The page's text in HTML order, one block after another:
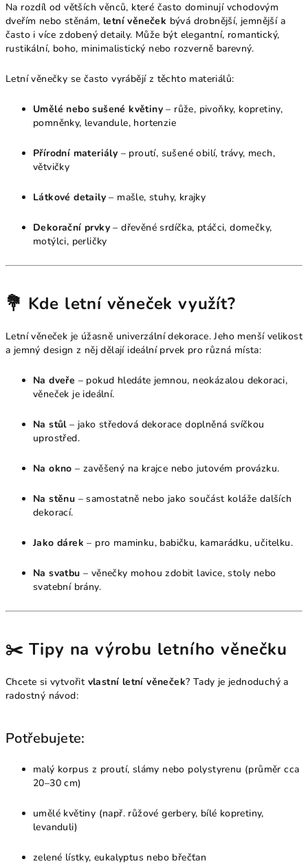
Na rozdíl od větších věnců, které často dominují vchodovým
dveřím nebo stěnám, letní věneček bývá drobnější, jemnější a
často i více zdobený detaily. Může být elegantní, romantický,
rustikální, boho, minimalistický nebo rozverně barevný.
Letní věnečky se často vyrábějí z těchto materiálů:
Umělé nebo sušené květiny – růže, pivoňky, kopretiny,
pomněnky, levandule, hortenzie
Přírodní materiály – proutí, sušené obilí, trávy, mech,
větvičky
Látkové detaily – mašle, stuhy, krajky
Dekorační prvky – dřevěné srdíčka, ptáčci, domečky,
motýlci, perličky
💐 Kde letní věneček využít?
Letní věneček je úžasně univerzální dekorace. Jeho menší velikost
a jemný design z něj dělají ideální prvek pro různá místa:
Na dveře – pokud hledáte jemnou, neokázalou dekoraci,
věneček je ideální.
Na stůl– jako středová dekorace doplněná svíčkou
uprostřed.
Na okno – zavěšený na krajce nebo jutovém provázku.
Na stěnu – samostatně nebo jako součást koláže dalších
dekorací.
Jako dárek – pro maminku, babičku, kamarádku, učitelku.
Na svatbu – věnečky mohou zdobit lavice, stoly nebo
svatební brány.
✂️ Tipy na výrobu letního věnečku
Chcete si vytvořit vlastní letní věneček? Tady je jednoduchý a
radostný návod:
Potřebujete:
malý korpus z proutí, slámy nebo polystyrenu (průměr cca
20–30 cm)
umělé květiny (např. růžové gerbery, bílé kopretiny,
levanduli)
zelené lístky, eukalyptus nebo břečťan